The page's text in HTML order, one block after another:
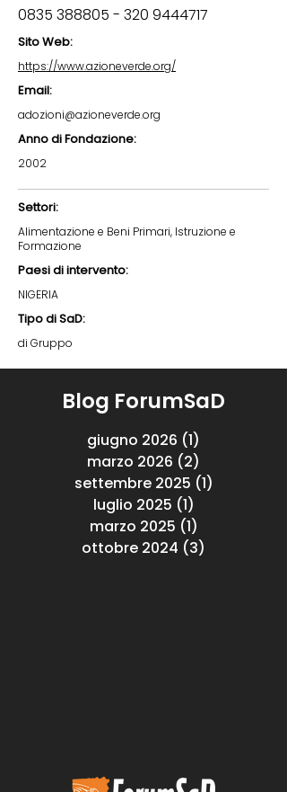
0835 388805 - 320 9444717
Sito Web:
https://www.azioneverde.org/
Email:
adozioni@azioneverde.org
Anno di Fondazione:
2002
Settori:
Alimentazione e Beni Primari, Istruzione e
Formazione
Paesi di intervento:
NIGERIA
Tipo di SaD:
di Gruppo
Blog ForumSaD
giugno 2026 (1)
marzo 2026 (2)
settembre 2025 (1)
luglio 2025 (1)
marzo 2025 (1)
ottobre 2024 (3)